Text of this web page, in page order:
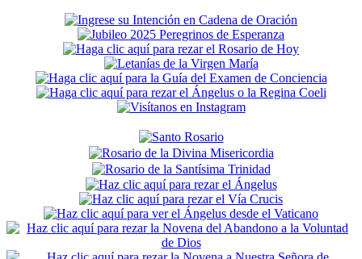
Secondary
Sidebar